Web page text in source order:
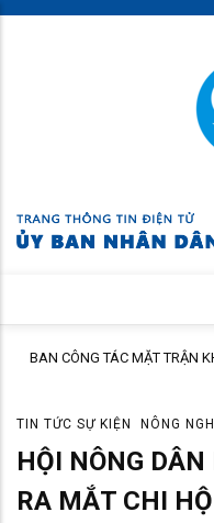
Skip
BAN CÔNG TÁC MẶT TRẬN
TIN TỨC SỰ KIỆN NÔNG
HỘI NÔNG
RA MẮT CHI